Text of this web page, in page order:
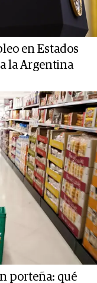
en Estados
la Argentina
porteña: qué